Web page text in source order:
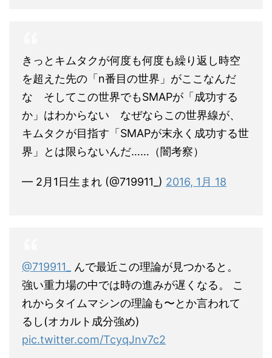
きっとキムタクが何度も何度も繰り返し時空
を超えた先の「n番目の世界」がここなんだ
な そしてこの世界でもSMAPが「成功する
か」はわからない なぜならこの世界線が、
キムタクが目指す「SMAPが末永く成功する世
界」とは限らないんだ……（闇考察）
— 2月1日生まれ (@719911_) 2016, 1月 18
@719911_
んで最近この理論が見つかると。
強い重力場の中では時の進みが遅くなる。 こ
れからタイムマシンの理論も〜とか言われて
るし(オカルト成分強め)
pic.twitter.com/TcyqJnv7c2